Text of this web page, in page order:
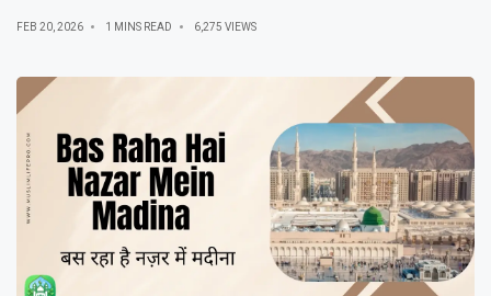
FEB 20, 2026 1 MINS READ 6,275 VIEWS